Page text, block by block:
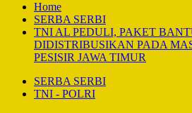
Home
SERBA SERBI
TNI AL PEDULI, PAKET
DIDISTRIBUSIKAN PADA
PESISIR JAWA TIMUR
SERBA SERBI
TNI - POLRI